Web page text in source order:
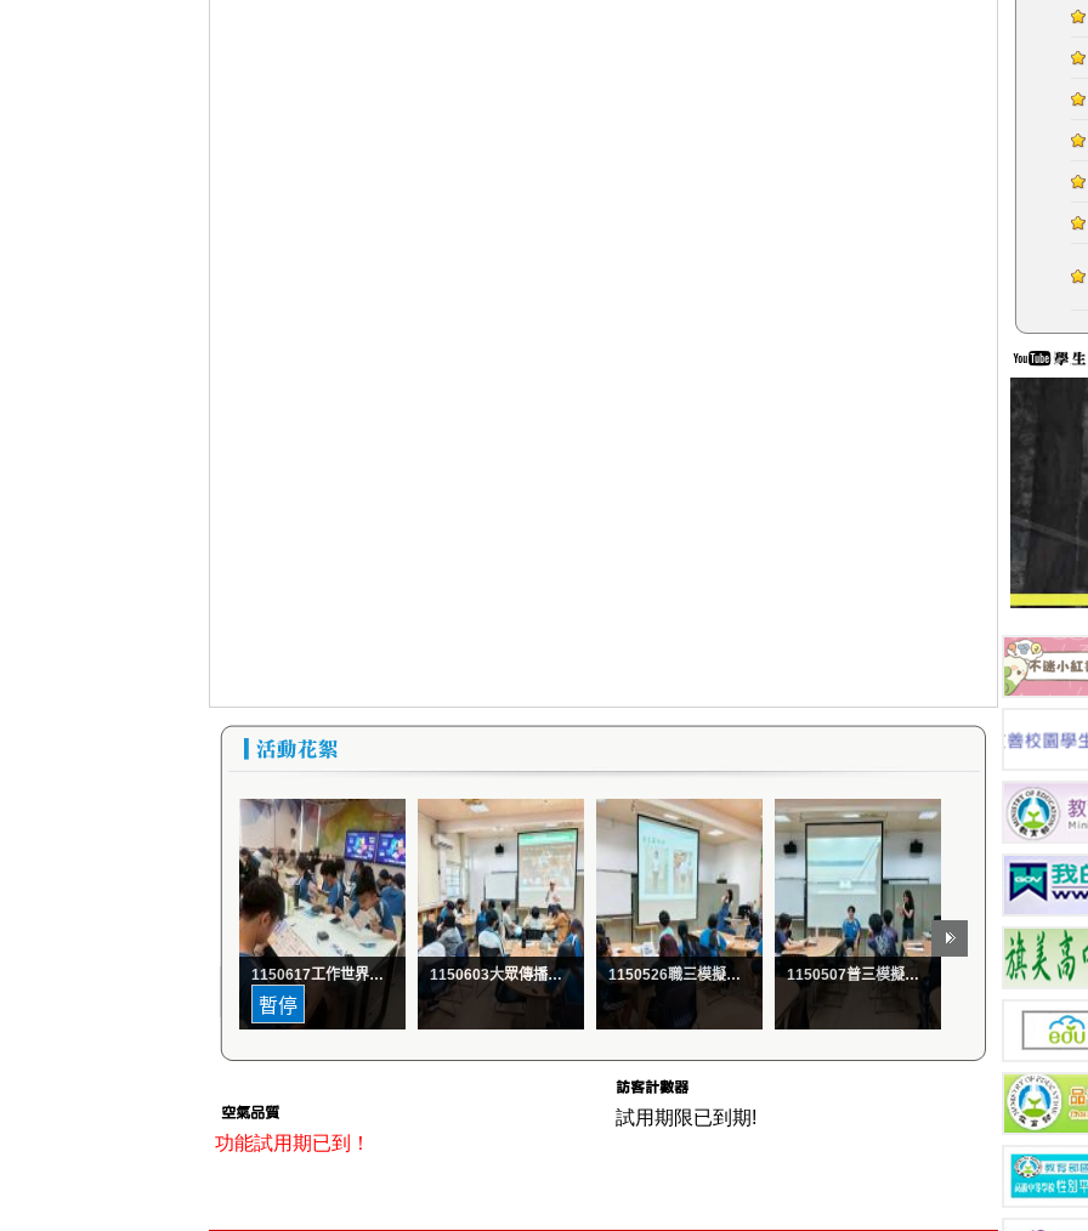
功能試用期已到！
試用期限已到期!